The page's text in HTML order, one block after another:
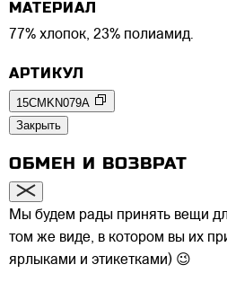
МАТЕРИАЛ
77% хлопок, 23% полиамид.
АРТИКУЛ
15CMKN079A
Закрыть
ОБМЕН И ВОЗВРАТ
Мы будем рады принять вещи
том же виде, в котором вы их
ярлыками и этикетками) 😉